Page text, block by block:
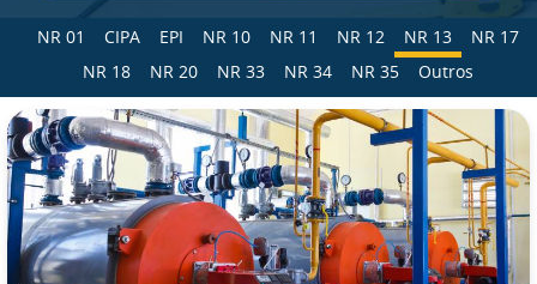
NR 01 CIPA EPI NR 10 NR 11 NR 12 NR 13
NR 17
NR 18
NR 20 NR 33 NR 34 NR 35 Outros